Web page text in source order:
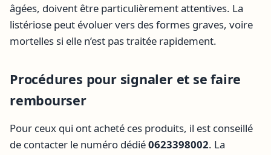
âgées, doivent être particulièrement attentives. La
listériose peut évoluer vers des formes graves, voire
mortelles si elle n’est pas traitée rapidement.
Procédures pour signaler et se faire
rembourser
Pour ceux qui ont acheté ces produits, il est conseillé
de contacter le numéro dédié0623398002. La